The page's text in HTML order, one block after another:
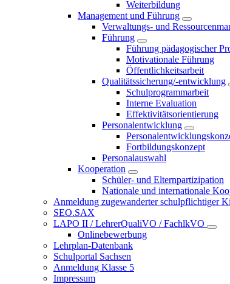
Weiterbildung
Management und Führung
Verwaltungs- und
Führung
Führung pädagogischer
Motivationale Führung
Öffentlichkeitsarbeit
Qualitätssicherung/-entwicklung
Schulprogrammarbeit
Interne Evaluation
Effektivitätsorientierung
Personalentwicklung
Fortbildungskonzept
Personalauswahl
Kooperation
Schüler- und Elternpartizipation
Nationale und internationale
Anmeldung zugewanderter schulpflichtiger
SEO.SAX
LAPO II / LehrerQualiVO / FachlkVO
Onlinebewerbung
Lehrplan-Datenbank
Schulportal Sachsen
Anmeldung Klasse 5
Impressum